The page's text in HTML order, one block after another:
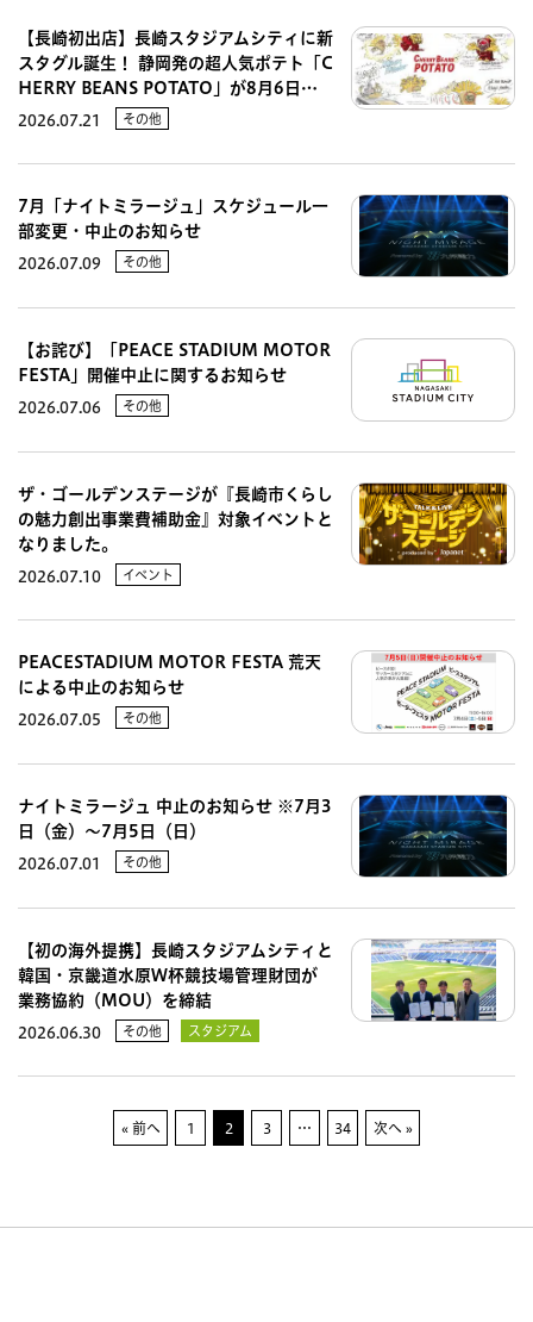
【長崎初出店】長崎スタジアムシティに新
スタグル誕生！ 静岡発の超人気ポテト「C
HERRY BEANS POTATO」が8月6日…
2026.07.21 その他
7月「ナイトミラージュ」スケジュール一
部変更・中止のお知らせ
2026.07.09 その他
【お詫び】「PEACE STADIUM MOTOR
FESTA」開催中止に関するお知らせ
2026.07.06 その他
ザ・ゴールデンステージが『長崎市くらし
の魅力創出事業費補助金』対象イベントと
なりました。
2026.07.10 イベント
PEACESTADIUM MOTOR FESTA 荒天
による中止のお知らせ
2026.07.05 その他
ナイトミラージュ 中止のお知らせ ※7月3
日（金）～7月5日（日）
2026.07.01 その他
【初の海外提携】長崎スタジアムシティと
韓国・京畿道水原W杯競技場管理財団が
業務協約（MOU）を締結
2026.06.30 その他 スタジアム
« 前へ 1 2 3 … 34 次へ »